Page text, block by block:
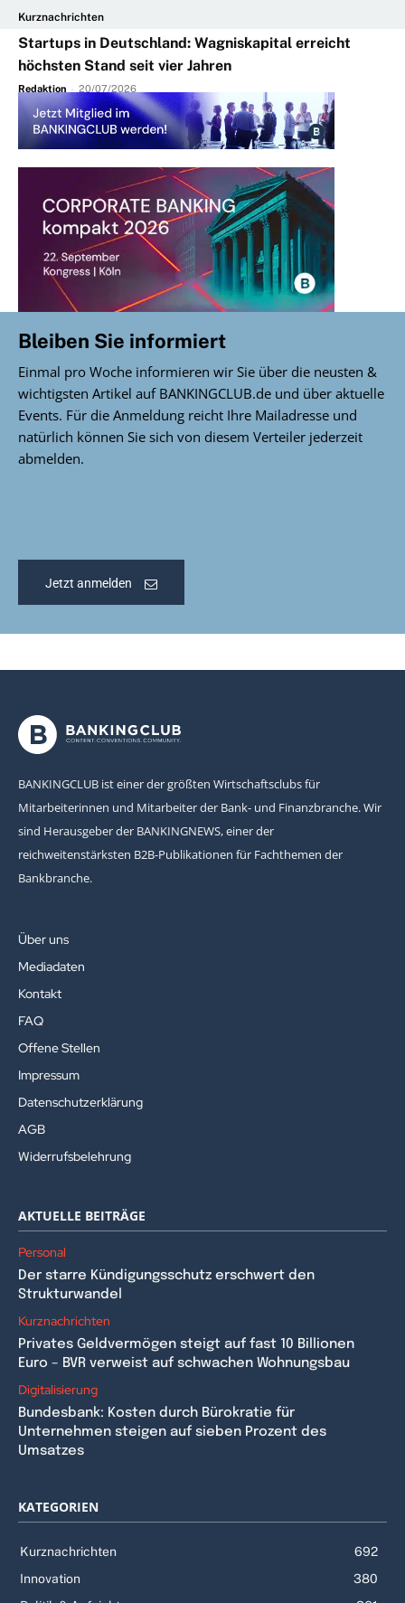
Kurznachrichten
Startups in Deutschland: Wagniskapital erreicht
höchsten Stand seit vier Jahren
Redaktion - 20/07/2026
Bleiben Sie informiert
Einmal pro Woche informieren wir Sie über die neusten &
wichtigsten Artikel auf BANKINGCLUB.de und über aktuelle
Events. Für die Anmeldung reicht Ihre Mailadresse und
natürlich können Sie sich von diesem Verteiler jederzeit
abmelden.
Jetzt anmelden
BANKINGCLUB ist einer der größten Wirtschaftsclubs für
Mitarbeiterinnen und Mitarbeiter der Bank- und Finanzbranche. Wir
sind Herausgeber der BANKINGNEWS, einer der
reichweitenstärksten B2B-Publikationen für Fachthemen der
Bankbranche.
Über uns
Mediadaten
Kontakt
FAQ
Offene Stellen
Impressum
Datenschutzerklärung
AGB
Widerrufsbelehrung
AKTUELLE BEITRÄGE
Personal
Der starre Kündigungsschutz erschwert den
Strukturwandel
Kurznachrichten
Privates Geldvermögen steigt auf fast 10 Billionen
Euro – BVR verweist auf schwachen Wohnungsbau
Digitalisierung
Bundesbank: Kosten durch Bürokratie für
Unternehmen steigen auf sieben Prozent des
Umsatzes
KATEGORIEN
Kurznachrichten
692
Innovation
380